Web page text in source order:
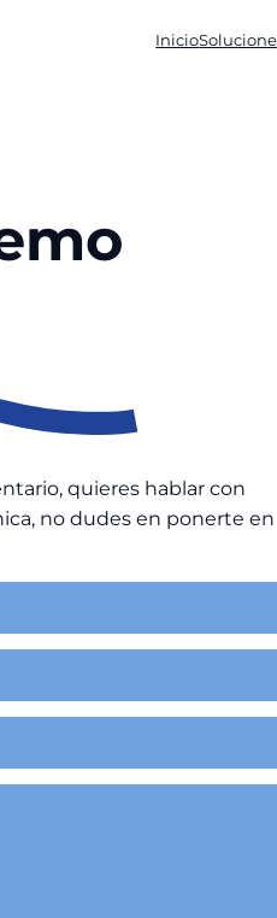
Inicio
quieres hablar con
no dudes en ponerte en